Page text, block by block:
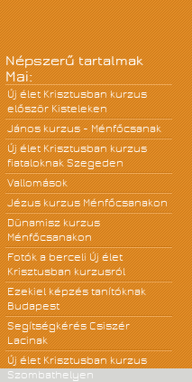
Népszerű tartalmak
Mai:
Új élet Krisztusban kurzus
először Kisteleken
János kurzus - Ménfőcsanak
Új élet Krisztusban kurzus
fiataloknak Szegeden
Vallomások
Jézus kurzus Ménfőcsanakon
Dünamisz kurzus
Ménfőcsanakon
Fotók a berceli Új élet
Krisztusban kurzusról
Ezekiel képzés tanítóknak
Budapest
Segítségkérés Csiszér
Lacinak
Új élet Krisztusban kurzus
Szombathelyen